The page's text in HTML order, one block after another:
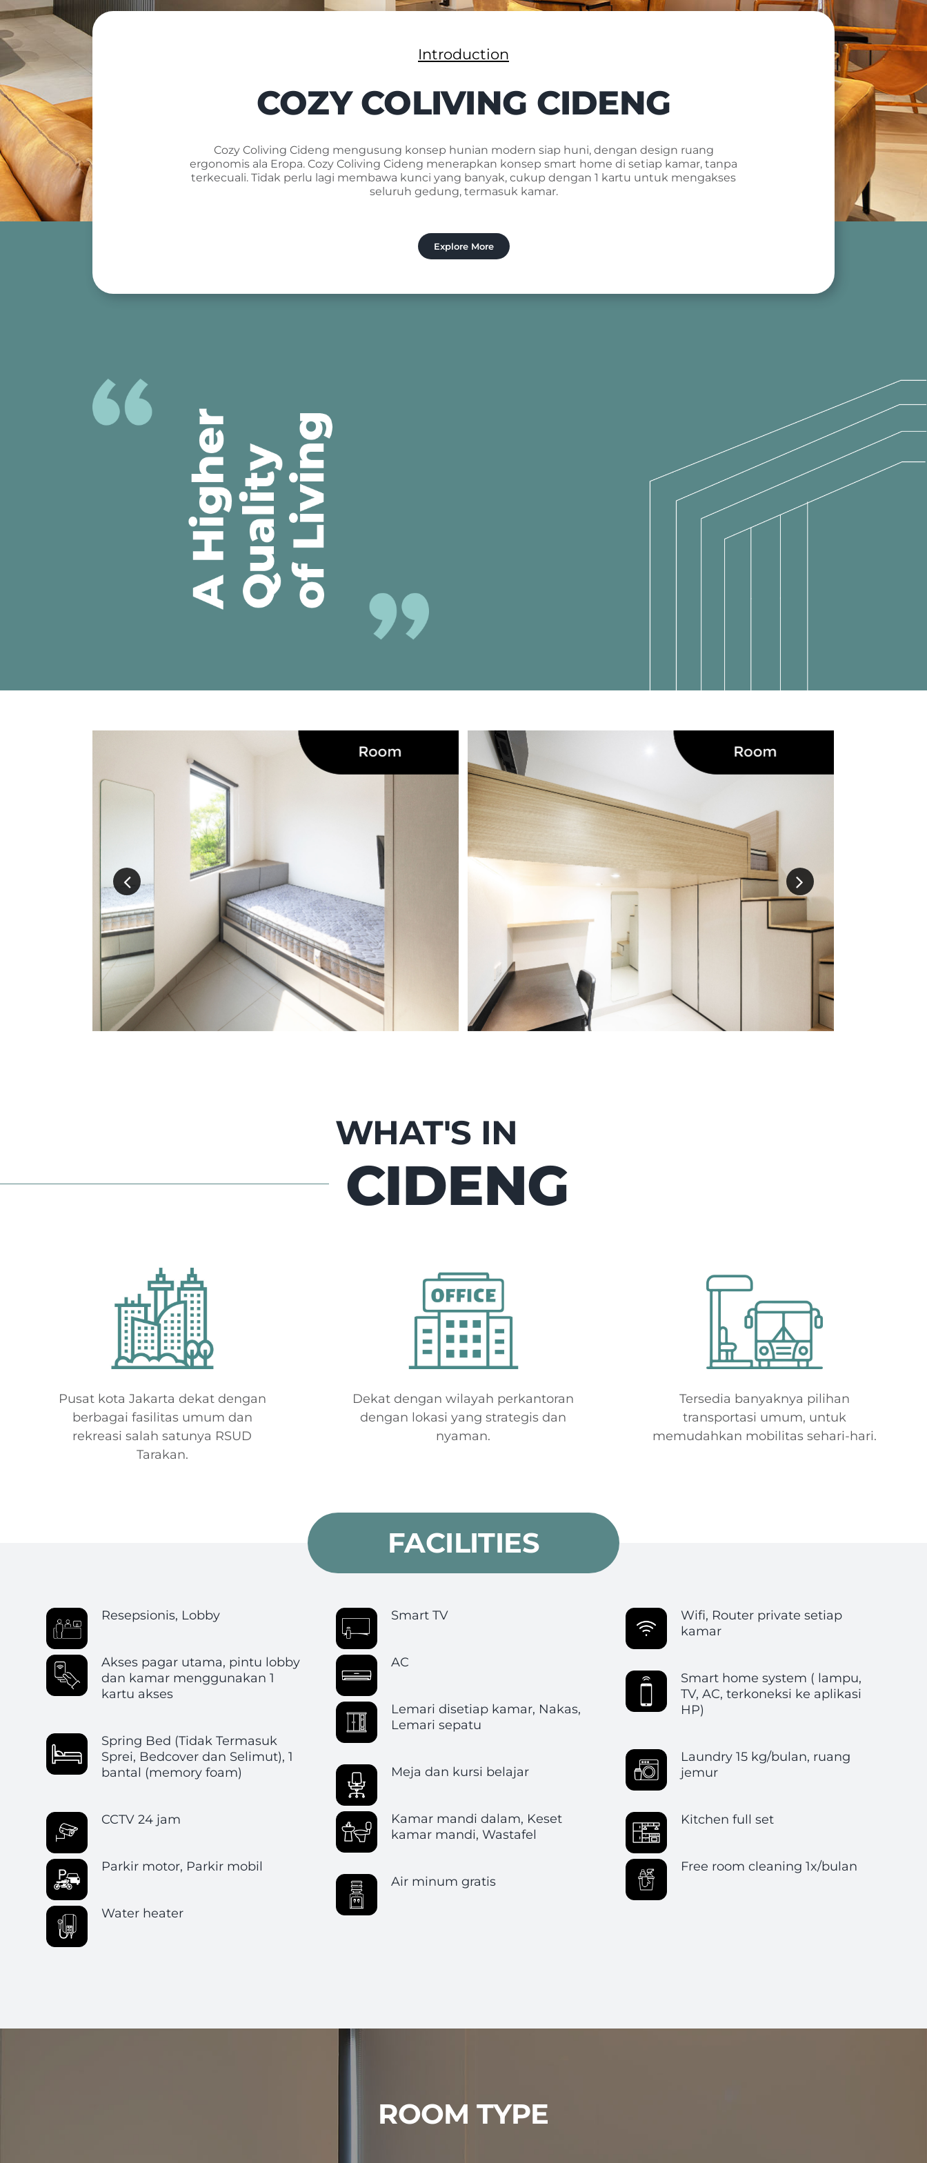
Introduction
COZY COLIVING CIDENG
Cozy Coliving Cideng mengusung konsep hunian modern siap huni, dengan design ruang
ergonomis ala Eropa. Cozy Coliving Cideng menerapkan konsep smart home di setiap kamar, tanpa
terkecuali. Tidak perlu lagi membawa kunci yang banyak, cukup dengan 1 kartu untuk mengakses
seluruh gedung, termasuk kamar.
Explore More
WHAT'S IN
CIDENG
Pusat kota Jakarta dekat dengan
berbagai fasilitas umum dan
rekreasi salah satunya RSUD
Tarakan.
Dekat dengan wilayah perkantoran
dengan lokasi yang strategis dan
nyaman.
Tersedia banyaknya pilihan
transportasi umum, untuk
memudahkan mobilitas sehari-hari.
FACILITIES
Resepsionis, Lobby
Akses pagar utama, pintu lobby
dan kamar menggunakan 1
kartu akses
Spring Bed (Tidak Termasuk
Sprei, Bedcover dan Selimut), 1
bantal (memory foam)
CCTV 24 jam
Parkir motor, Parkir mobil
Water heater
Smart TV
AC
Lemari disetiap kamar, Nakas,
Lemari sepatu
Meja dan kursi belajar
Kamar mandi dalam, Keset
kamar mandi, Wastafel
Air minum gratis
Wifi, Router private setiap
kamar
Smart home system ( lampu,
TV, AC, terkoneksi ke aplikasi
HP)
Laundry 15 kg/bulan, ruang
jemur
Kitchen full set
Free room cleaning 1x/bulan
ROOM TYPE